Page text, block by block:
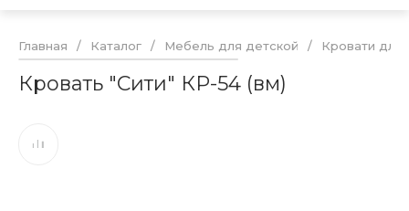
Главная / Каталог / Мебель для детской / Кровати для
Кровать "Сити" КР-54 (вм)